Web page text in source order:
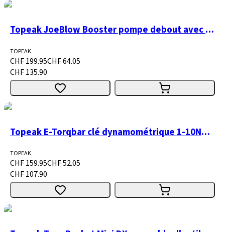
Topeak JoeBlow Booster pompe debout avec fonction compresseur
TOPEAK
CHF 199.95CHF 64.05
CHF 135.90
Topeak E-Torqbar clé dynamométrique 1-10Nm avec affichage LED
TOPEAK
CHF 159.95CHF 52.05
CHF 107.90